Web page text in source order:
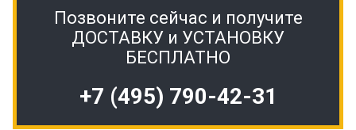
Позвоните сейчас и получите
ДОСТАВКУ и УСТАНОВКУ
БЕСПЛАТНО
+7 (495) 790-42-31